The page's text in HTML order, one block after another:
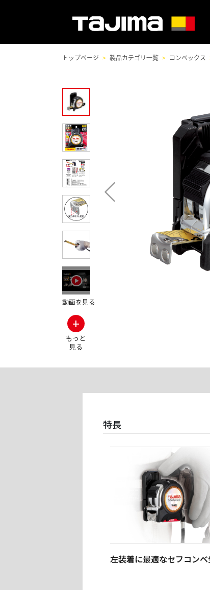
トップページ 製品カテゴリ一覧 コンベックス
動画を見る
+
もっと
見る
その他の
特長
左装着に最適なセフコン